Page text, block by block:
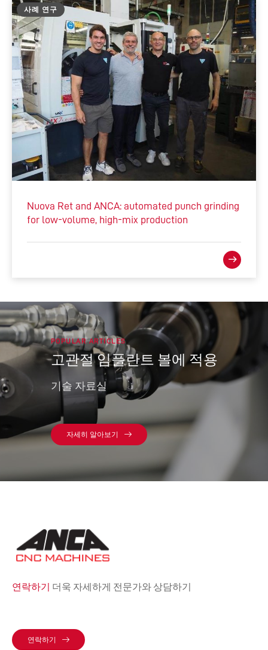
사례 연구
Nuova Ret and ANCA: automated punch grinding
for low-volume, high-mix production
POPULAR ARTICLES
고관절 임플란트 볼에 적용
기술 자료실
자세히 알아보기
연락하기 더욱 자세하게 전문가와 상담하기
연락하기